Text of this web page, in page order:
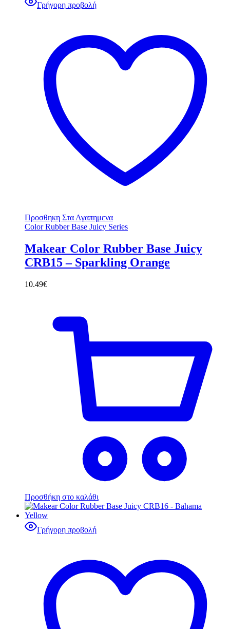
Γρήγορη προβολή
Προσθηκη Στα Αγαπημενα
Color Rubber Base Juicy Series
Makear Color Rubber Base Juicy
CRB15 – Sparkling Orange
10.49€
Προσθήκη στο καλάθι
Γρήγορη προβολή